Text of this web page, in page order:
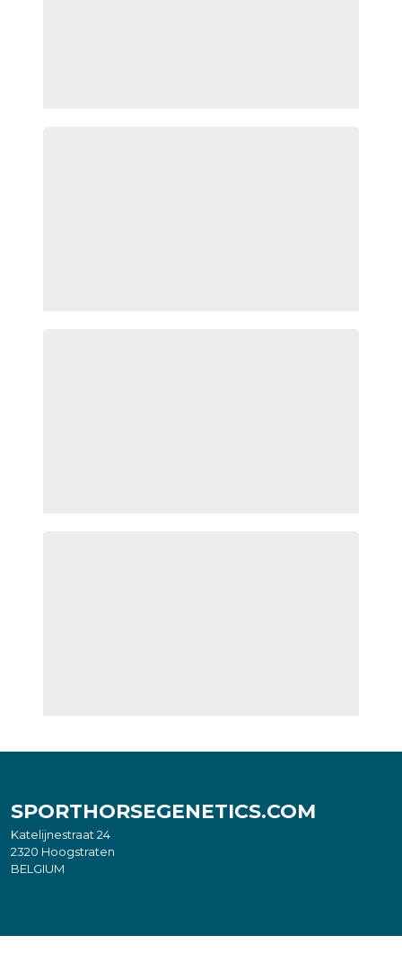
SPORTHORSEGENETICS.COM
Katelijnestraat 24
2320 Hoogstraten
BELGIUM